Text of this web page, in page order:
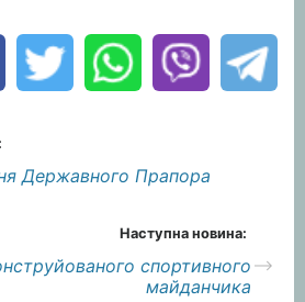
Державного Прапора
Наступна новина:
спортивного
майданчика